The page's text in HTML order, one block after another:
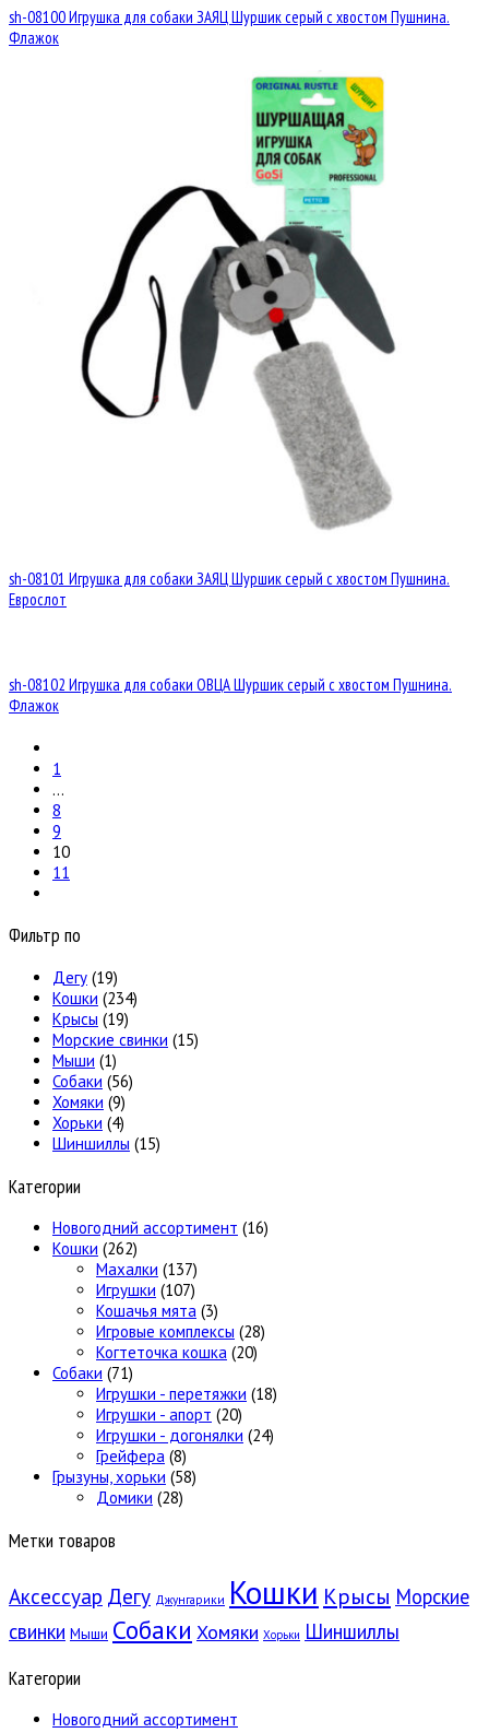
sh-08100 Игрушка для собаки ЗАЯЦ Шуршик серый с хвостом Пушнина.
Флажок
sh-08101 Игрушка для собаки ЗАЯЦ Шуршик серый с хвостом Пушнина.
Еврослот
sh-08102 Игрушка для собаки ОВЦА Шуршик серый с хвостом Пушнина.
Флажок
1
…
8
9
10
11
Фильтр по
Дегу (19)
Кошки (234)
Крысы (19)
Морские свинки (15)
Мыши (1)
Собаки (56)
Хомяки (9)
Хорьки (4)
Шиншиллы (15)
Категории
Новогодний ассортимент (16)
Кошки (262)
Махалки (137)
Игрушки (107)
Кошачья мята (3)
Игровые комплексы (28)
Когтеточка кошка (20)
Собаки (71)
Игрушки - перетяжки (18)
Игрушки - апорт (20)
Игрушки - догонялки (24)
Грейфера (8)
Грызуны, хорьки (58)
Домики (28)
Метки товаров
Аксессуар Дегу Джунгарики Кошки Крысы Морские
свинки Мыши Собаки Хомяки Хорьки Шиншиллы
Категории
Новогодний ассортимент